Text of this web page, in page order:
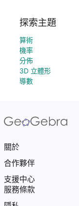
探索主題
算術
機率
分佈
3D 立體形
導數
關於
合作夥伴
支援中心
服務條款